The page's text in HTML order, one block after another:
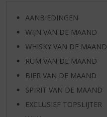
AANBIEDINGEN
WIJN VAN DE MAAND
WHISKY VAN DE MAAND
RUM VAN DE MAAND
BIER VAN DE MAAND
SPIRIT VAN DE MAAND
EXCLUSIEF TOPSLIJTER